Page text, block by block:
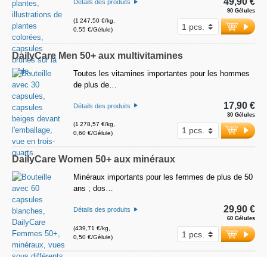
Détails des produits
(1 247,50 €/kg,
0,55 €/Gélule)
90 Gélules
DailyCare Men 50+ aux multivitamines
Toutes les vitamines importantes pour les hommes
de plus de…
Détails des produits
(1 278,57 €/kg,
0,60 €/Gélule)
30 Gélules
17,90 €
DailyCare Women 50+ aux minéraux
Minéraux importants pour les femmes de plus de 50
ans ; dos…
Détails des produits
(439,71 €/kg,
0,50 €/Gélule)
60 Gélules
29,90 €